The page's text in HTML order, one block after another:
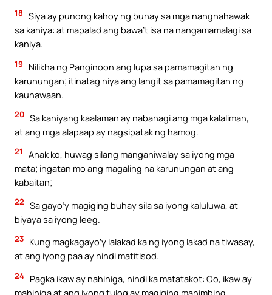
18 Siya ay punong kahoy ng buhay sa mga nanghahawak
sa kaniya: at mapalad ang bawa’t isa na nangamamalagi sa
kaniya.
19
Nilikha ng Panginoon ang lupa sa pamamagitan ng
karunungan; itinatag niya ang langit sa pamamagitan ng
kaunawaan.
20 Sa kaniyang kaalaman ay nabahagi ang mga kalaliman,
at ang mga alapaap ay nagsipatak ng hamog.
21
Anak ko, huwag silang mangahiwalay sa iyong mga
mata; ingatan mo ang magaling na karunungan at ang
kabaitan;
22 Sa gayo’y magiging buhay sila sa iyong kaluluwa, at
biyaya sa iyong leeg.
23 Kung magkagayo’y lalakad ka ng iyong lakad na tiwasay,
at ang iyong paa ay hindi matitisod.
24 Pagka ikaw ay nahihiga, hindi ka matatakot: Oo, ikaw ay
mahihiga at ang iyong tulog ay magiging mahimbing.